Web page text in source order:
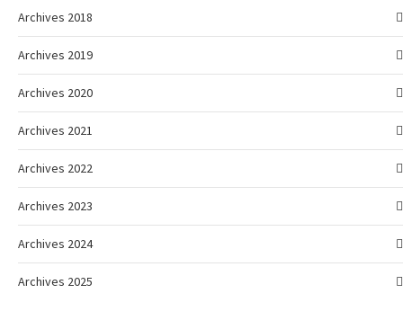
Archives 2018
Archives 2019
Archives 2020
Archives 2021
Archives 2022
Archives 2023
Archives 2024
Archives 2025